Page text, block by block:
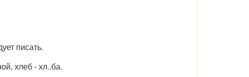
писать.
хлеб - хл..ба.